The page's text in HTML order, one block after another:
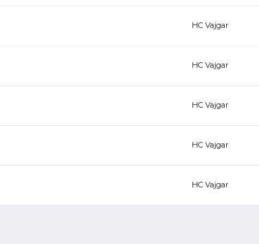
HC Vajgar
HC Vajgar
HC Vajgar
HC Vajgar
HC Vajgar